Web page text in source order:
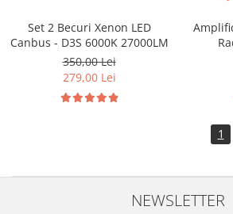
Set 2 Becuri Xenon LED
Canbus - D3S 6000K 27000LM
350,00 Lei
279,00 Lei
1
NEWSLETTER